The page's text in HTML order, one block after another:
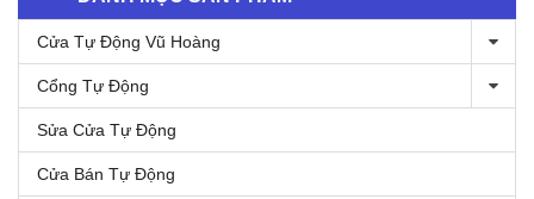
Cửa Tự Động Vũ Hoàng
Cổng Tự Động
Sửa Cửa Tự Động
Cửa Bán Tự Động